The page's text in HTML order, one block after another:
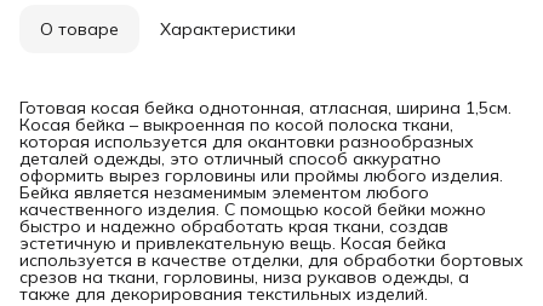
О товаре Характеристики
Готовая косая бейка однотонная, атласная, ширина 1,5см.
Косая бейка – выкроенная по косой полоска ткани,
которая используется для окантовки разнообразных
деталей одежды, это отличный способ аккуратно
оформить вырез горловины или проймы любого изделия.
Бейка является незаменимым элементом любого
качественного изделия. С помощью косой бейки можно
быстро и надежно обработать края ткани, создав
эстетичную и привлекательную вещь. Косая бейка
используется в качестве отделки, для обработки бортовых
срезов на ткани, горловины, низа рукавов одежды, а
также для декорирования текстильных изделий.